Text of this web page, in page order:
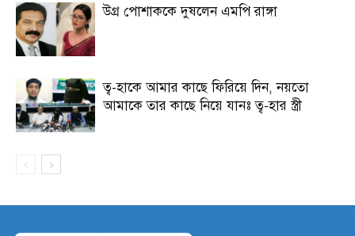
উগ্র পোশাককে দুষলেন এমপি রাঙ্গা
ত্ব-হাকে আমার কাছে ফিরিয়ে দিন, নয়তো
আমাকে তার কাছে নিয়ে যানঃ ত্ব-হার স্ত্রী